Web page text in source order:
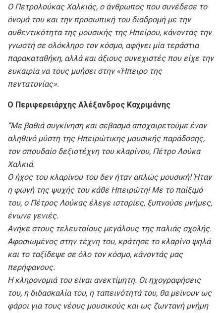
Ο Πετρολούκας Χαλκιάς, ο άνθρωπος που συνέδεσε το
όνομά του και την προσωπική του διαδρομή με την
αυθεντικότητα της μουσικής της Ηπείρου, κάνοντας την
γνωστή σε ολόκληρο τον κόσμο, αφήνει μία τεράστια
παρακαταθήκη, αλλά και άξιους συνεχιστές που είχε την
ευκαιρία να τους μυήσει στην «Ήπειρο της
πεντατονίας».
Ο Περιφερειάρχης Αλέξανδρος Καχριμάνης
“Με βαθιά συγκίνηση και σεβασμό αποχαιρετούμε έναν
αληθινό μύστη της Ηπειρώτικης μουσικής παράδοσης,
τον σπουδαίο δεξιοτέχνη του κλαρίνου, Πέτρο Λούκα
Χαλκιά.
Ο ήχος του κλαρίνου του δεν ήταν απλώς μουσική! Ήταν
η φωνή της ψυχής του κάθε Ηπειρώτη! Με το παίξιμό
του, ο Πέτρος Λούκας έλεγε ιστορίες, ξυπνούσε μνήμες,
ένωνε γενιές.
Ανήκε στους τελευταίους μεγάλους της παλιάς σχολής.
Αφοσιωμένος στην τέχνη του, κράτησε το κλαρίνο ψηλά
και το ταξίδεψε σε όλο τον κόσμο, κάνοντάς μας
περήφανους.
Η κληρονομιά του είναι ανεκτίμητη. Οι ηχογραφήσεις
του, η διδασκαλία του, η ταπεινότητά του, θα μείνουν ως
φάροι για τους νέους μουσικούς και ως ζωντανή μνήμη